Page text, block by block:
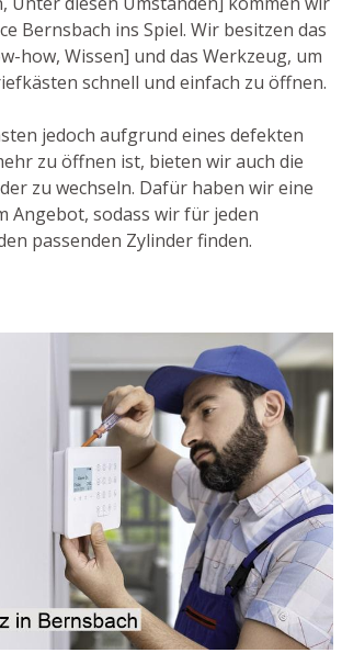
Bernsbach ins Spiel. Wir besitzen das
how, Wissen] und das Werkzeug, um
schnell und einfach zu öffnen.
jedoch aufgrund eines defekten
zu öffnen ist, bieten wir auch die
zu wechseln. Dafür haben wir eine
Angebot, sodass wir für jeden
passenden Zylinder finden.